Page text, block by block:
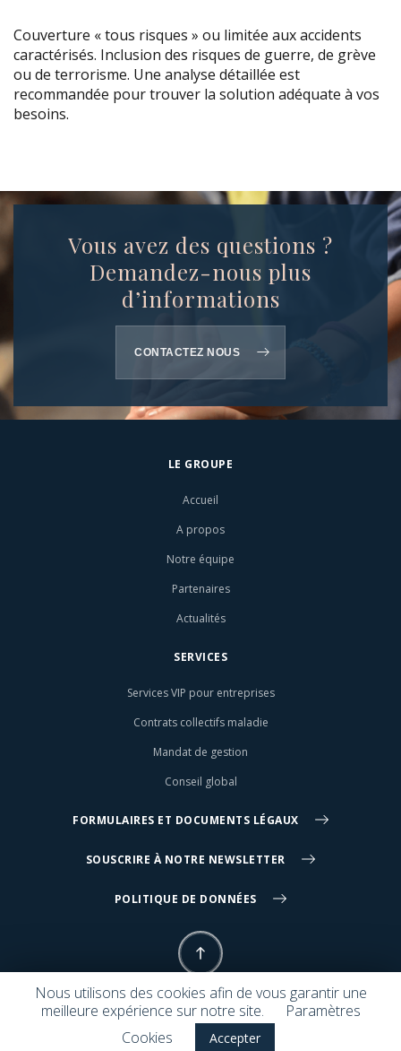
Couverture « tous risques » ou limitée aux accidents
caractérisés. Inclusion des risques de guerre, de grève
ou de terrorisme. Une analyse détaillée est
recommandée pour trouver la solution adéquate à vos
besoins.
Vous avez des questions ?
Demandez-nous plus
d’informations
CONTACTEZ NOUS
LE GROUPE
Accueil
A propos
Notre équipe
Partenaires
Actualités
SERVICES
Services VIP pour entreprises
Contrats collectifs maladie
Mandat de gestion
Conseil global
FORMULAIRES ET DOCUMENTS LÉGAUX
SOUSCRIRE À NOTRE NEWSLETTER
POLITIQUE DE DONNÉES
© 2026 Symphony Group. Tous droits réservés. Design :
Nous utilisons des cookies afin de vous garantir une
meilleure expérience sur notre site.
Paramètres
Cookies
Accepter